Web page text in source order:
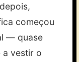
começou
— quase
vestir o